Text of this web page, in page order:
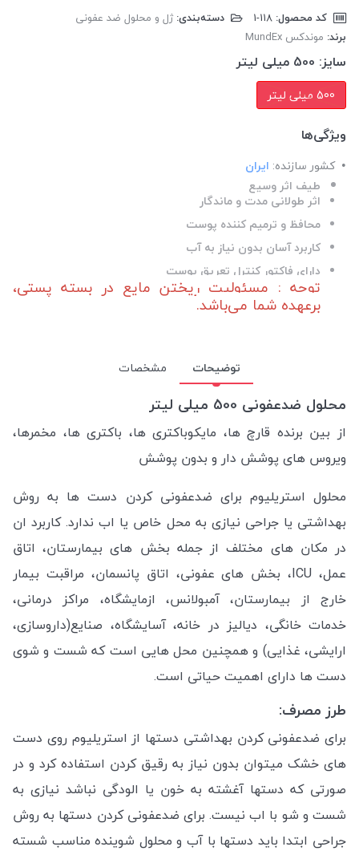
کد محصول: دسته‌بندی: ژل و محلول ضد عفونی
برند: موندکس MundEx
سایز: 500 میلی لیتر
500 میلی لیتر
ویژگی‌ها
کشور سازنده: ایران
طیف اثر وسیع
اثر طولانی مدت و ماندگار
محافظ و ترمیم کننده پوست
کاربرد آسان بدون نیاز به آب
دارای فاکتور کنترل تعریق پوست
توجه : مسئولیت ریختن مایع در بسته پستی،
برعهده شما می‌باشد.
توضیحات مشخصات
محلول ضدعفونی 500 میلی لیتر
از بین برنده قارچ ها، مایکوباکتری ها، باکتری ها، مخمرها،
ویروس های پوشش دار و بدون پوشش
محلول استریلیوم برای ضدعفونی کردن دست ها به روش
بهداشتی یا جراحی نیازی به محل خاص یا اب ندارد. کاربرد ان
در مکان های مختلف از جمله بخش های بیمارستان، اتاق
عمل، ICU، بخش های عفونی، اتاق پانسمان، مراقبت بیمار
خارج از بیمارستان، آمبولانس، ازمایشگاه، مراکز درمانی،
خدمات خانگی، دیالیز در خانه، آسایشگاه، صنایع(داروسازی،
ارایشی، غذایی) و همچنین محل هایی است که شست و شوی
دست ها دارای اهمیت حیاتی است.
طرز مصرف:
برای ضدعفونی کردن بهداشتی دستها از استریلیوم روی دست
های خشک میتوان بدون نیاز به رقیق کردن استفاده کرد و در
صورتی که دستها آغشته به خون یا الودگی نباشد نیازی به
شست و شو با اب نیست. برای ضدعفونی کردن دستها به روش
جراحی ابتدا باید دستها با آب و محلول شوینده مناسب شسته